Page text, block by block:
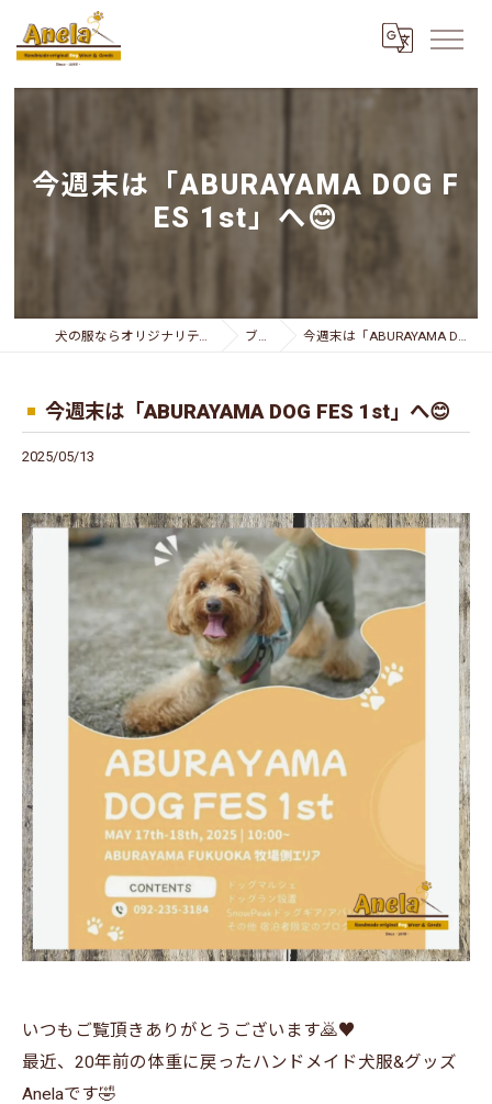
今週末は「ABURAYAMA DOG F
ES 1st」へ😊
犬の服ならオリジナリティー溢れるAnela ブログ 今週末は「ABURAYAMA DOG FES 1st」へ😊
今週末は「ABURAYAMA DOG FES 1st」へ😊
2025/05/13
いつもご覧頂きありがとうございます🙇♥️
最近、20年前の体重に戻ったハンドメイド犬服&グッズ
Anelaです🤣